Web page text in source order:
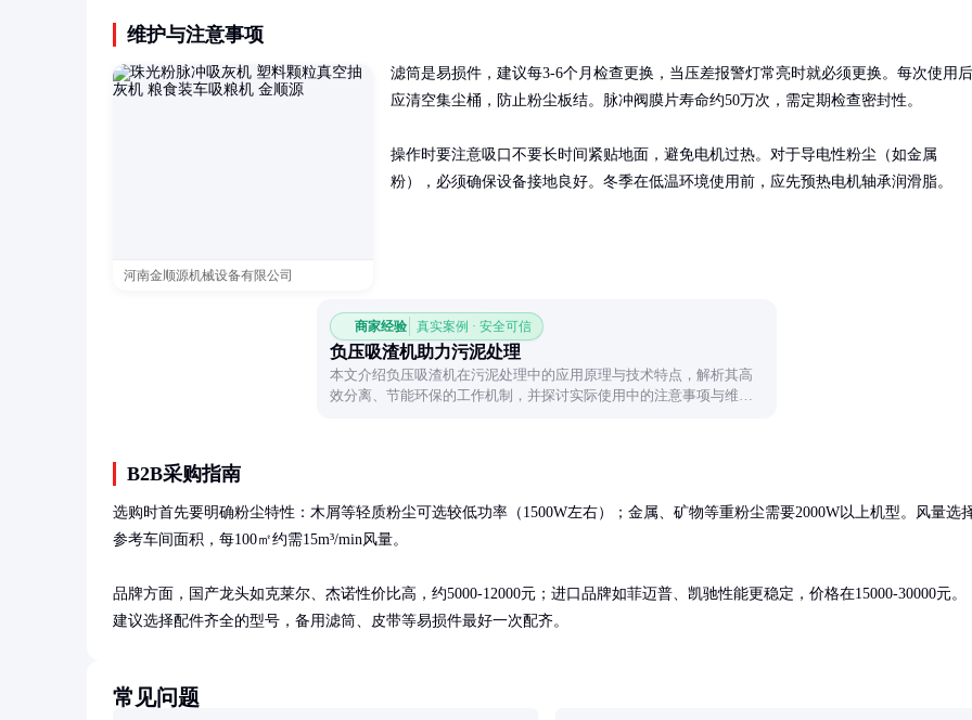
维护与注意事项
河南金顺源机械设备有限公司
滤筒是易损件，建议每3-6个月检查更换，当压差报警灯常亮时就必须更换。每次使用后
应清空集尘桶，防止粉尘板结。脉冲阀膜片寿命约50万次，需定期检查密封性。
操作时要注意吸口不要长时间紧贴地面，避免电机过热。对于导电性粉尘（如金属
粉），必须确保设备接地良好。冬季在低温环境使用前，应先预热电机轴承润滑脂。
商家经验 真实案例 · 安全可信
负压吸渣机助力污泥处理
本文介绍负压吸渣机在污泥处理中的应用原理与技术特点，解析其高
效分离、节能环保的工作机制，并探讨实际使用中的注意事项与维护
B2B采购指南
选购时首先要明确粉尘特性：木屑等轻质粉尘可选较低功率（1500W左右）；金属、矿物等重粉尘需要2000W以上机型。风量选
参考车间面积，每100㎡约需15m³/min风量。
品牌方面，国产龙头如克莱尔、杰诺性价比高，约5000-12000元；进口品牌如菲迈普、凯驰性能更稳定，价格在15000-30000元。
建议选择配件齐全的型号，备用滤筒、皮带等易损件最好一次配齐。
常见问题